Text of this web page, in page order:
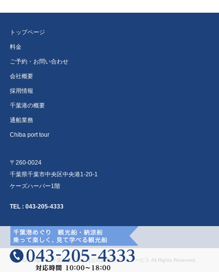
トップページ
料金
ご予約・お問い合わせ
会社概要
採用情報
千葉港の概要
通船業務
Chiba port tour
〒260-0024
千葉県千葉市中央区中央港1-20-1
ケーズハーバー1階
TEL : 043-205-4333
Copyright ©千葉港遊覧船｜【公式】千葉ポートサービス All Rights Reserved.